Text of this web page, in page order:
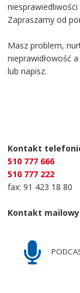
Zapraszamy od
Masz problem,
nieprawidłowość
lub napisz.
Kontakt
510 777 666
510 777 222
fax: 91 423 18 80
Kontakt